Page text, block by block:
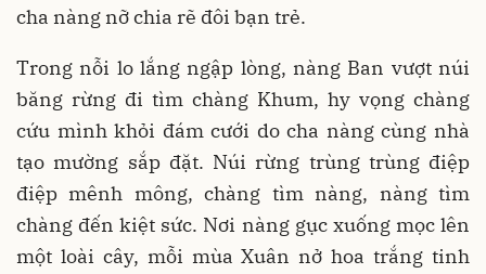
cha nàng nỡ chia rẽ đôi bạn trẻ.
Trong nỗi lo lắng ngập lòng, nàng Ban vượt núi
băng rừng đi tìm chàng Khum, hy vọng chàng
cứu mình khỏi đám cưới do cha nàng cùng nhà
tạo mường sắp đặt. Núi rừng trùng trùng điệp
điệp mênh mông, chàng tìm nàng, nàng tìm
chàng đến kiệt sức. Nơi nàng gục xuống mọc lên
một loài cây, mỗi mùa Xuân nở hoa trắng tinh